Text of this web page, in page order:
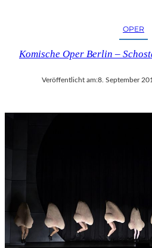
OPER
Komische Oper Berlin –
Veröffentlicht am:8. September